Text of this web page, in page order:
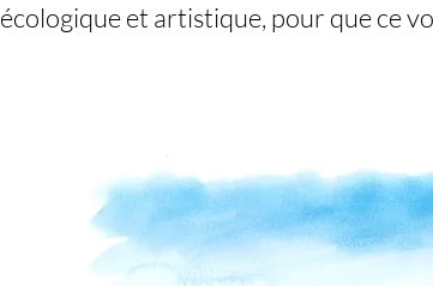
écologique et artistique, pour que ce